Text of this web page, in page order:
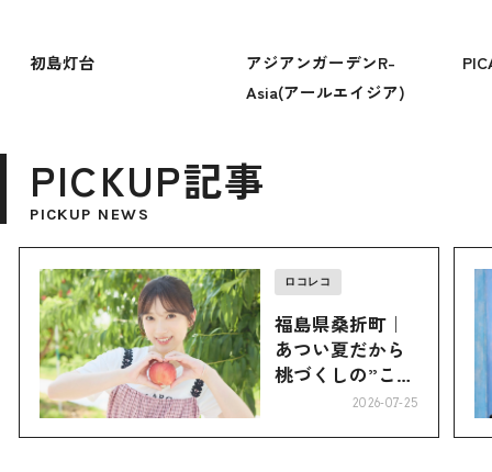
初島灯台
アジアンガーデンR-
Asia(アールエイジア)
PICKUP記事
PICKUP NEWS
ロコレコ
福島県桑折町｜
あつい夏だから
桃づくしの”こお
2026-07-25